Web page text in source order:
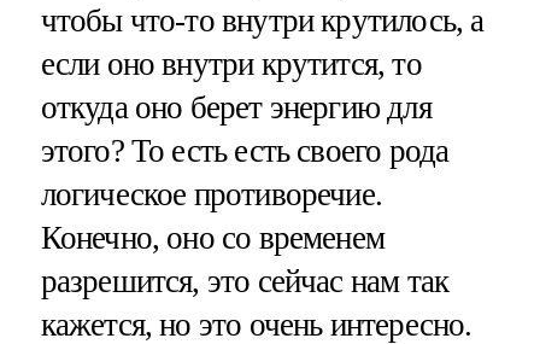
чтобы что-то внутри крутилось, а
если оно внутри крутится, то
откуда оно берет энергию для
этого? То есть есть своего рода
логическое противоречие.
Конечно, оно со временем
разрешится, это сейчас нам так
кажется, но это очень интересно.